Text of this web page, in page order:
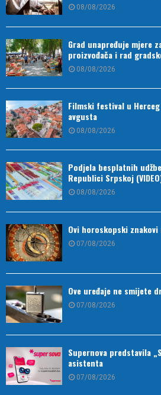
08/08/2026
Grad unapređuje mjere
proizvođača i rad
08/08/2026
Filmski festival u
avgusta
08/08/2026
Podjela besplatnih
Republici Srpskoj
08/08/2026
Ovi horoskopski
07/08/2026
Ove uređaje ne smijete
07/08/2026
Supernova predstavila
asistenta
07/08/2026